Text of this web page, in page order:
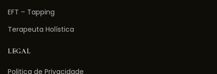
EFT – Tapping
Terapeuta Holística
LEGAL
Politica de Privacidade